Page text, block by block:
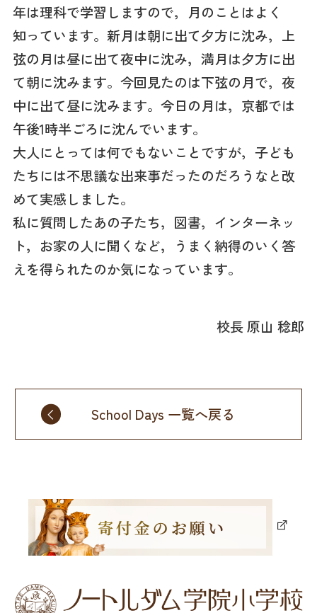
年は理科で学習しますので，月のことはよく
知っています。新月は朝に出て夕方に沈み，上
弦の月は昼に出て夜中に沈み，満月は夕方に出
て朝に沈みます。今回見たのは下弦の月で，夜
中に出て昼に沈みます。今日の月は，京都では
午後1時半ごろに沈んでいます。
大人にとっては何でもないことですが，子ども
たちには不思議な出来事だったのだろうなと改
めて実感しました。
私に質問したあの子たち，図書，インターネッ
ト，お家の人に聞くなど，うまく納得のいく答
えを得られたのか気になっています。
校長 原山 稔郎
School Days 一覧へ戻る